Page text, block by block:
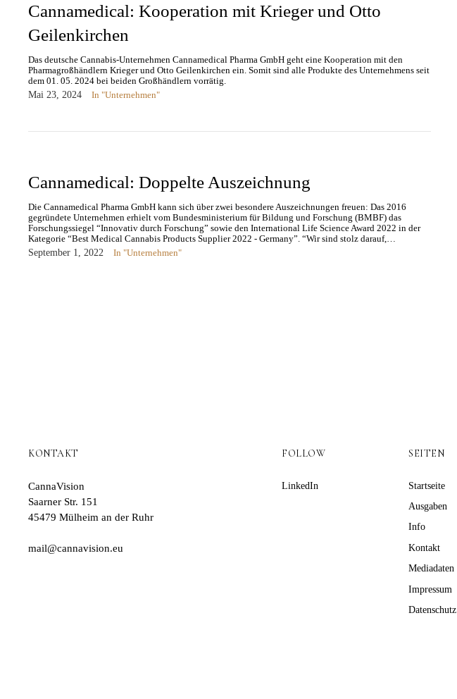
Cannamedical: Kooperation mit Krieger und Otto
Geilenkirchen
Das deutsche Cannabis-Unternehmen Cannamedical Pharma GmbH geht eine Kooperation mit den
Pharmagroßhändlern Krieger und Otto Geilenkirchen ein. Somit sind alle Produkte des Unternehmens seit
dem 01. 05. 2024 bei beiden Großhändlern vorrätig.
Mai 23, 2024
In "Unternehmen"
Cannamedical: Doppelte Auszeichnung
Die Cannamedical Pharma GmbH kann sich über zwei besondere Auszeichnungen freuen: Das 2016
gegründete Unternehmen erhielt vom Bundesministerium für Bildung und Forschung (BMBF) das
Forschungssiegel “Innovativ durch Forschung” sowie den International Life Science Award 2022 in der
Kategorie “Best Medical Cannabis Products Supplier 2022 - Germany”. “Wir sind stolz darauf,…
September 1, 2022
In "Unternehmen"
KONTAKT
CannaVision
Saarner Str. 151
45479 Mülheim an der Ruhr
mail@cannavision.eu
FOLLOW
LinkedIn
SEITEN
Startseite
Ausgaben
Info
Kontakt
Mediadaten
Impressum
Datenschutz